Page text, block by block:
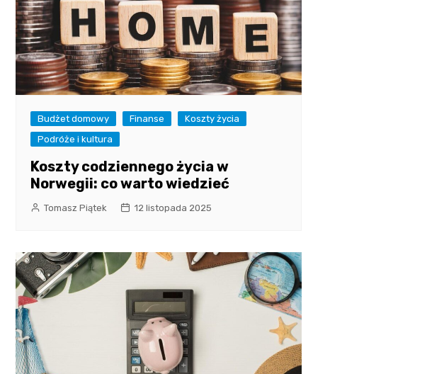
Budżet domowy Finanse
Koszty życia
Podróże i kultura
Koszty codziennego życia w
Norwegii: co warto wiedzieć
Tomasz Piątek 12 listopada 2025